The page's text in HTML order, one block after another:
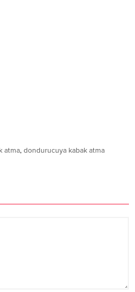
atma, dondurucuya kabak atma